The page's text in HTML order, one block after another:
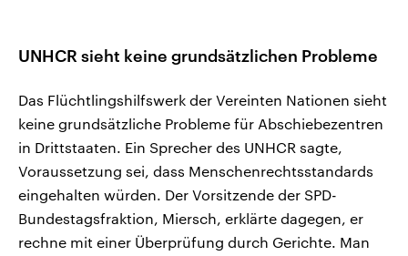
UNHCR sieht keine grundsätzlichen Probleme
Das Flüchtlingshilfswerk der Vereinten Nationen sieht
keine grundsätzliche Probleme für Abschiebezentren
in Drittstaaten. Ein Sprecher des UNHCR sagte,
Voraussetzung sei, dass Menschenrechtsstandards
eingehalten würden. Der Vorsitzende der SPD-
Bundestagsfraktion, Miersch, erklärte dagegen, er
rechne mit einer Überprüfung durch Gerichte. Man